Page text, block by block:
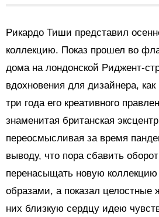
Рикардо Тиши представил
коллекцию. Показ прошел во
дома на лондонской Риджент-
вдохновения для дизайнера,
три года его креативного
знаменитая британская
переосмысливая за время
выводу, что пора сбавить
перенасыщать новую
образами, а показал целостные
них близкую сердцу идею